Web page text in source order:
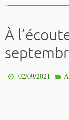
À
02/09/2021